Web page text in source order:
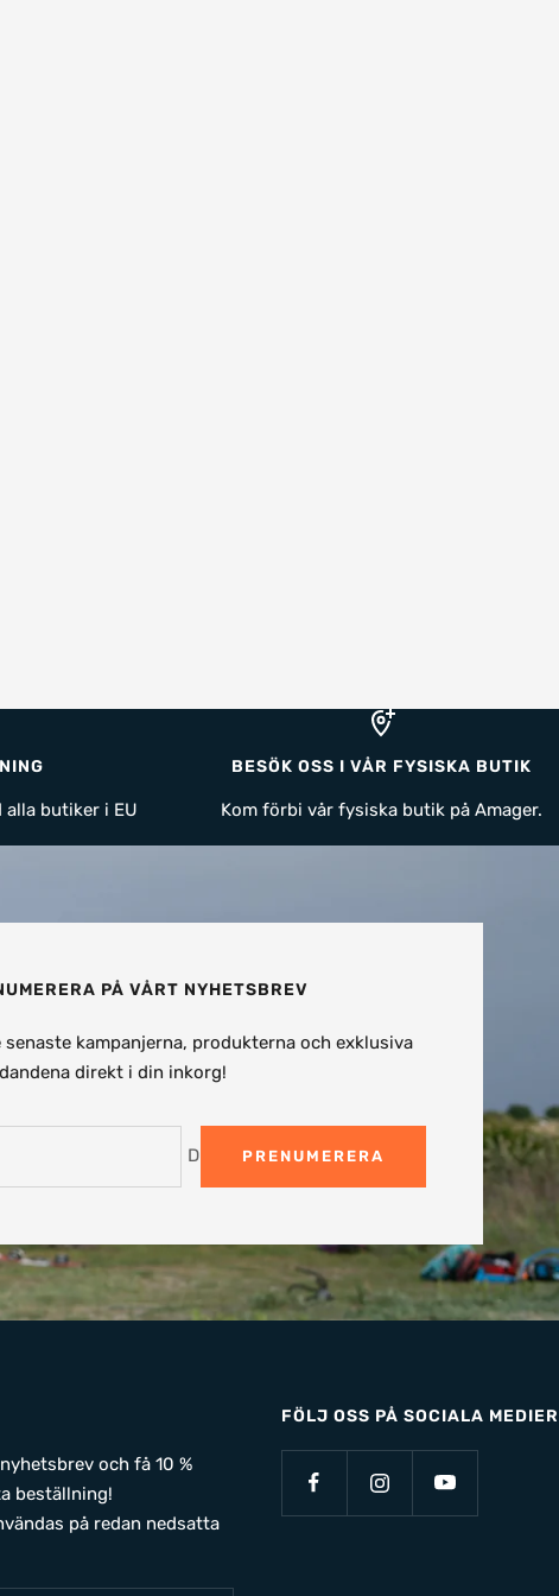
butiker i EU
BESÖK OSS I VÅR FYSISKA BUTIK
Kom förbi vår fysiska butik på Amager.
PÅ VÅRT NYHETSBREV
senaste kampanjerna, produkterna och exklusiva
direkt i din inkorg!
Din e-postPRENUMERERA
och få 10 %
beställning!
på redan nedsatta
FÖLJ OSS PÅ SOCIALA MEDIER